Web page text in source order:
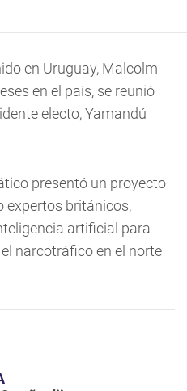
en Uruguay, Malcolm
en el país, se reunió
electo, Yamandú
presentó un proyecto
expertos británicos,
artificial para
narcotráfico en el norte